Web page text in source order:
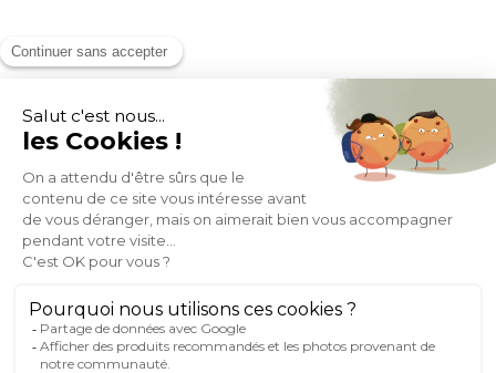
MOYENS DE PAIEMENT